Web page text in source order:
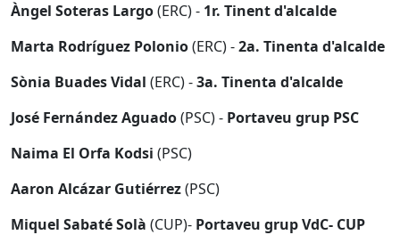
Àngel Soteras Largo(ERC) - 1r. Tinent d'alcalde
Marta Rodríguez Polonio(ERC) -2a. Tinenta d'alcalde
Sònia Buades Vidal (ERC) -3a. Tinenta d'alcalde
José Fernández Aguado(PSC) - Portaveu grup PSC
Naima El Orfa Kodsi (PSC)
Aaron Alcázar Gutiérrez(PSC)
Miquel Sabaté Solà (CUP)- Portaveu grup VdC- CUP